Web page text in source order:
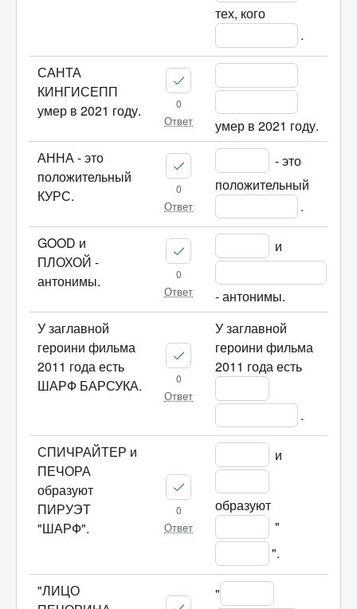
тех, кого
.
САНТА
КИНГИСЕПП
умер в 2021 году.
0
Ответ
умер в 2021 году.
АННА - это
положительный
КУРС.
0
Ответ
- это
положительный
.
GOOD и
ПЛОХОЙ -
антонимы.
0
Ответ
и
- антонимы.
У заглавной
героини фильма
2011 года есть
ШАРФ БАРСУКА.
0
Ответ
У заглавной
героини фильма
2011 года есть
.
СПИЧРАЙТЕР и
ПЕЧОРА
образуют
ПИРУЭТ
"ШАРФ".
0
Ответ
и
образуют
"
".
"ЛИЦО
"